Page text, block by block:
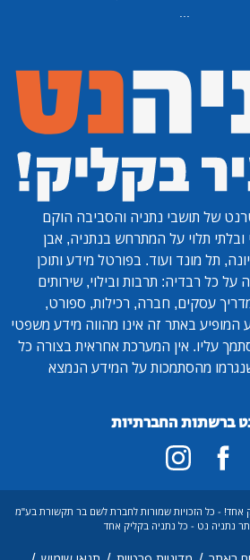
...
של תושבי נתניה והסביבה הוקם
תלוי על המתרחש בנתניה, אבן
תל מונד ועוד. בפורטל מידע ותוכן
כל רבדיה: תרבות ובילוי, שירותים
עסקים, חברה, רכילות, ספורט,
המופיע באתר זה אינו מהווה מידע משפטי
עליו. אין המערכת אחראית בצורה כל
מהסתמכות על המידע הנמצא
ברשתות החברתיות
אחד! - כל הזכויות שמורות לחברת לשם בר תקשורת בע"מ
נתניה נט - כל נתניה בקליק אחד